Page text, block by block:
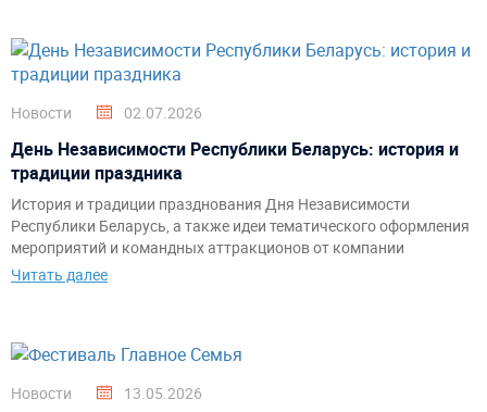
Новости 02.07.2026
День Независимости Республики Беларусь: история и
традиции праздника
История и традиции празднования Дня Независимости
Республики Беларусь, а также идеи тематического оформления
мероприятий и командных аттракционов от компании
«АэроМир».
Читать далее
Новости 13.05.2026